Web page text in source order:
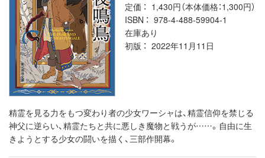
定価
1,430円（本体価格：1,300円）
ISBN
978-4-488-59904-1
在庫あり
初版
2022年11月11日
精霊を見る力をもつ変わり者の少女ワーシャは、精霊信仰を禁じる
神父に逆らい、精霊たちと共に悪しき魔物と戦うが……。自由に生
きようとする少女の闘いを描く、三部作開幕。